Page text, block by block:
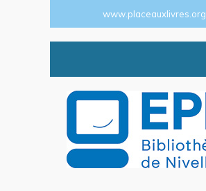
www.placeauxlivres.org